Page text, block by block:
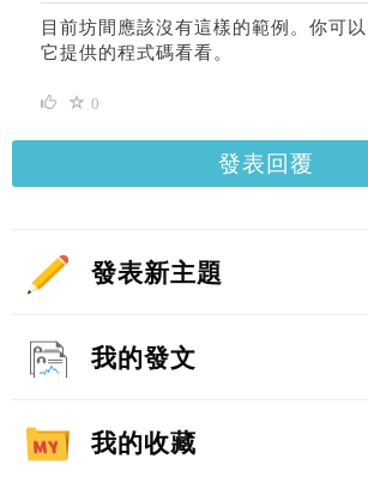
目前坊間應該沒有這樣的範例。你可
它提供的程式碼看看。
0
發表回覆
發表新主題
我的發文
我的收藏